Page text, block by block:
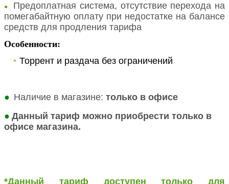
● Предоплатная система, отсутствие перехода на
помегабайтную оплату при недостатке на балансе
средств для продления тарифа
Особенности:
* Торрент и раздача без ограничений
● Наличие в магазине: только в офисе
● Данный тариф можно приобрести только в
офисе магазина.
*Данный тариф доступен только для